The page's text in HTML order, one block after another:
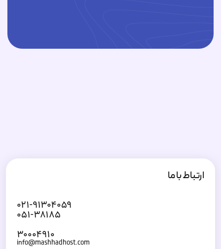
ارتباط با ما
۰۲۱-۹۱۳۰۴۰۵۹
۰۵۱-۳۸۱۸۵
۳۰۰۰۴۹۱۰
info@mashhadhost.com